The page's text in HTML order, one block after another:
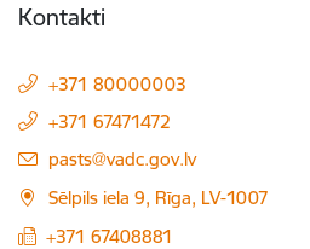
Kontakti
+371 80000003
+371 67471472
E-pasts:
pasts@vadc.gov.lv
Sēlpils iela 9, Rīga, LV-1007
+371 67408881